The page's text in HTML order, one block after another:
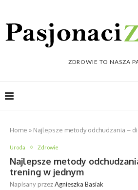
ZDROWIE TO NASZA
Home » Najlepsze metody odchudzania –
Uroda Zdrowie
Najlepsze metody
trening w jednym
Napisany przezAgnieszka Basiak